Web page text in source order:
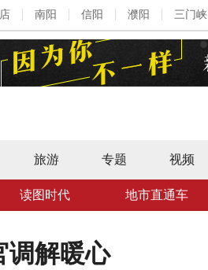
南阳 信阳 濮阳 三门峡
旅游 专题 视频
读图时代 地市直通车
调解暖心